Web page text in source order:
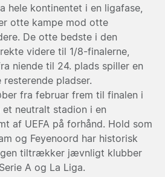
hele kontinentet i en ligafase,
otte kampe mod otte
De otte bedste i den
videre til 1/8-finalerne,
niende til 24. plads spiller en
pladser.
fra februar frem til finalen i
neutralt stadion i en
af UEFA på forhånd. Hold som
og Feyenoord har historisk
tiltrækker jævnligt klubber
A og La Liga.